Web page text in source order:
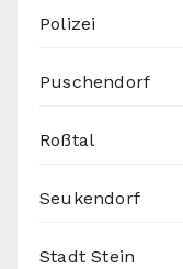
Polizei
Puschendorf
Roßtal
Seukendorf
Stadt Stein